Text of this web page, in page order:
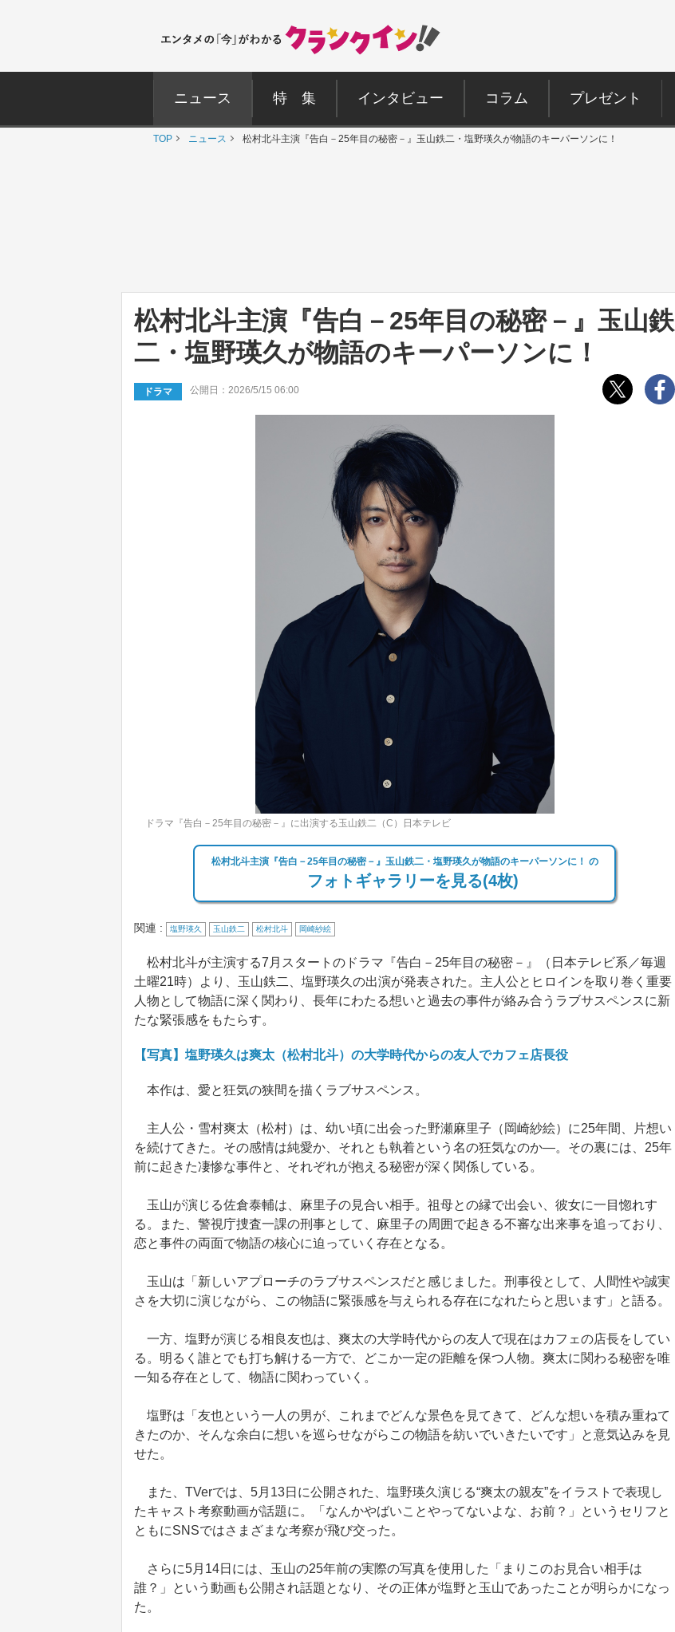
ニュース 特 集 インタビュー コラム プレゼント
TOP ニュース 松村北斗主演『告白－25年目の秘密－』玉山鉄二・塩野瑛久が物語のキーパーソンに！
松村北斗主演『告白－25年目の秘密－』玉山鉄
二・塩野瑛久が物語のキーパーソンに！
ドラマ 公開日：2026/5/15 06:00
ドラマ『告白－25年目の秘密－』に出演する玉山鉄二（C）日本テレビ
松村北斗主演『告白－25年目の秘密－』玉山鉄二・塩野瑛久が物語のキーパーソンに！ の
フォトギャラリーを見る(4枚)
関連 : 塩野瑛久 玉山鉄二 松村北斗 岡崎紗絵
松村北斗が主演する7月スタートのドラマ『告白－25年目の秘密－』（日本テレビ系／毎週
土曜21時）より、玉山鉄二、塩野瑛久の出演が発表された。主人公とヒロインを取り巻く重要
人物として物語に深く関わり、長年にわたる想いと過去の事件が絡み合うラブサスペンスに新
たな緊張感をもたらす。
【写真】塩野瑛久は爽太（松村北斗）の大学時代からの友人でカフェ店長役
本作は、愛と狂気の狭間を描くラブサスペンス。
主人公・雪村爽太（松村）は、幼い頃に出会った野瀬麻里子（岡崎紗絵）に25年間、片想い
を続けてきた。その感情は純愛か、それとも執着という名の狂気なのか―。その裏には、25年
前に起きた凄惨な事件と、それぞれが抱える秘密が深く関係している。
玉山が演じる佐倉泰輔は、麻里子の見合い相手。祖母との縁で出会い、彼女に一目惚れす
る。また、警視庁捜査一課の刑事として、麻里子の周囲で起きる不審な出来事を追っており、
恋と事件の両面で物語の核心に迫っていく存在となる。
玉山は「新しいアプローチのラブサスペンスだと感じました。刑事役として、人間性や誠実
さを大切に演じながら、この物語に緊張感を与えられる存在になれたらと思います」と語る。
一方、塩野が演じる相良友也は、爽太の大学時代からの友人で現在はカフェの店長をしてい
る。明るく誰とでも打ち解ける一方で、どこか一定の距離を保つ人物。爽太に関わる秘密を唯
一知る存在として、物語に関わっていく。
塩野は「友也という一人の男が、これまでどんな景色を見てきて、どんな想いを積み重ねて
きたのか、そんな余白に想いを巡らせながらこの物語を紡いでいきたいです」と意気込みを見
せた。
また、TVerでは、5月13日に公開された、塩野瑛久演じる“爽太の親友”をイラストで表現し
たキャスト考察動画が話題に。「なんかやばいことやってないよな、お前？」というセリフと
ともにSNSではさまざまな考察が飛び交った。
さらに5月14日には、玉山の25年前の実際の写真を使用した「まりこのお見合い相手は
誰？」という動画も公開され話題となり、その正体が塩野と玉山であったことが明らかになっ
た。